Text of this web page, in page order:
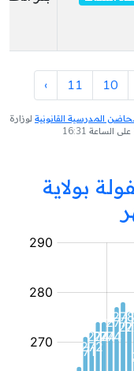
10
11
›
المدرسية القانونية لوزارة
بولاية
مؤسسة